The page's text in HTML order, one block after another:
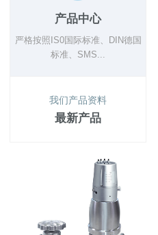
产品中心
严格按照IS0国际标准、DIN德国
标准、SMS...
我们产品资料
最新产品